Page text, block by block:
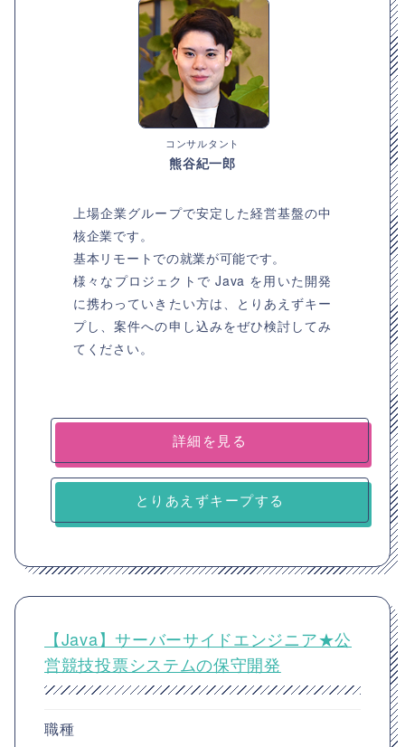
コンサルタント
熊谷紀一郎
上場企業グループで安定した経営基盤の中
核企業です。
基本リモートでの就業が可能です。
様々なプロジェクトで Java を用いた開発
に携わっていきたい方は、とりあえずキー
プし、案件への申し込みをぜひ検討してみ
てください。
詳細を見る
とりあえずキープする
【Java】サーバーサイドエンジニア★公
営競技投票システムの保守開発
職種